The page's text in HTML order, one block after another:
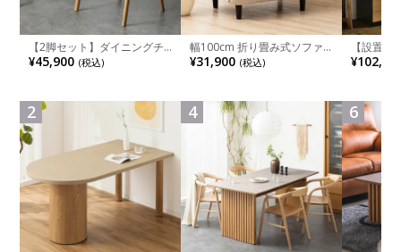
【2脚セット】ダイニングチ
ェア 木製 LUGA 肘付き チェ
ア 天然木 リビング椅子 板座
ュラル ブラウン 完成品
¥45,900 (税込)
2
幅100cm 折り畳み式ソファ
ベッド コンパクト リクライ
ニング カウチスタイル 省ス
¥31,900 (税込)
4
【設置
チンカウ
板 引き出
れ ウッデ
ル グレー
6